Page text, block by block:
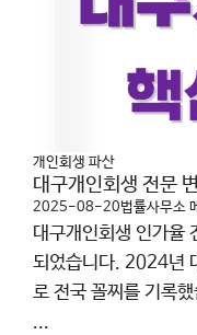
개인회생 파산
대구개인회생 전문
2025-08-20법률사무소
대구개인회생 인가율
되었습니다. 2024년
로 전국 꼴찌를 기록
...